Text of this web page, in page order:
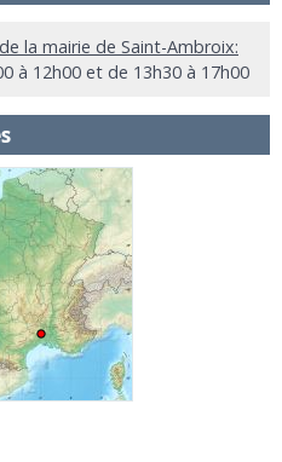
la mairie de Saint-Ambroix:
à 12h00 et de 13h30 à 17h00